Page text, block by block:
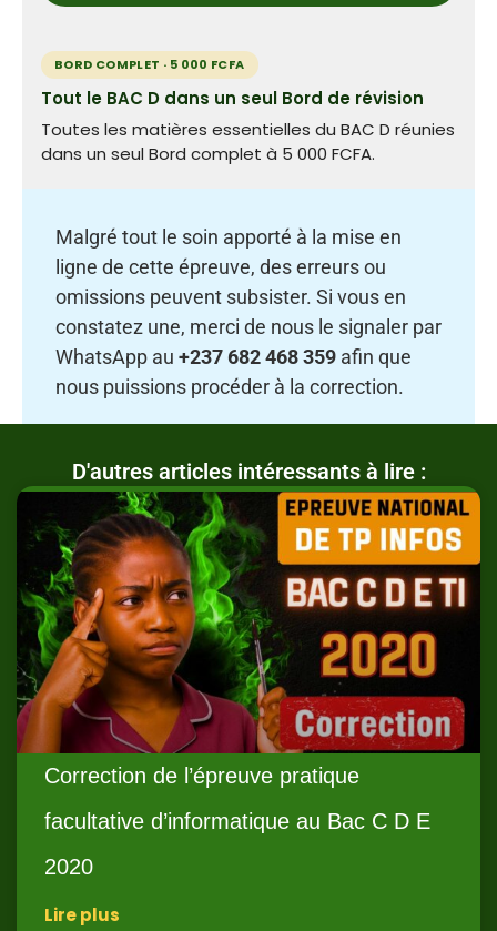
BORD COMPLET · 5 000 FCFA
Tout le BAC D dans un seul Bord de révision
Toutes les matières essentielles du BAC D réunies
dans un seul Bord complet à 5 000 FCFA.
Malgré tout le soin apporté à la mise en
ligne de cette épreuve, des erreurs ou
omissions peuvent subsister. Si vous en
constatez une, merci de nous le signaler par
WhatsApp au +237 682 468 359 afin que
nous puissions procéder à la correction.
D'autres articles intéressants à lire :
Correction de l’épreuve pratique
facultative d’informatique au Bac C D E
2020
Lire plus